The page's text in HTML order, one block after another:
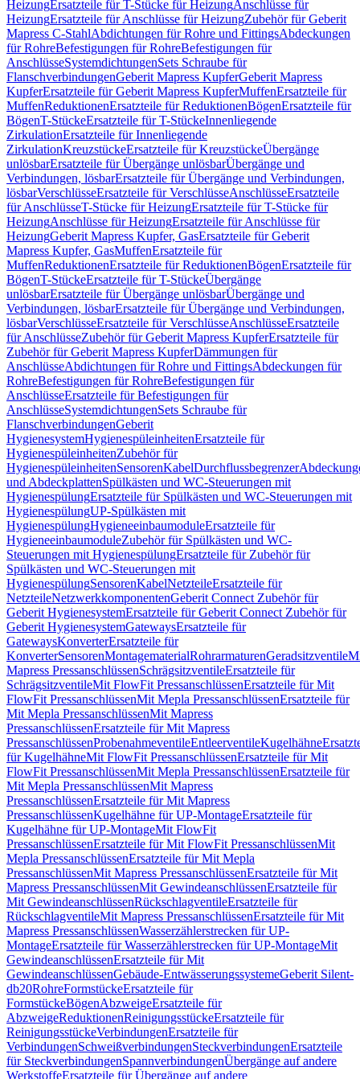
HeizungErsatzteile für T-Stücke für HeizungAnschlüsse für
HeizungErsatzteile für Anschlüsse für HeizungZubehör für Geberit
Mapress C-StahlAbdichtungen für Rohre und FittingsAbdeckungen
für RohreBefestigungen für RohreBefestigungen für
AnschlüsseSystemdichtungenSets Schraube für
FlanschverbindungenGeberit Mapress KupferGeberit Mapress
KupferErsatzteile für Geberit Mapress KupferMuffenErsatzteile für
MuffenReduktionenErsatzteile für ReduktionenBögenErsatzteile für
BögenT-StückeErsatzteile für T-StückeInnenliegende
ZirkulationErsatzteile für Innenliegende
ZirkulationKreuzstückeErsatzteile für KreuzstückeÜbergänge
unlösbarErsatzteile für Übergänge unlösbarÜbergänge und
Verbindungen, lösbarErsatzteile für Übergänge und Verbindungen,
lösbarVerschlüsseErsatzteile für VerschlüsseAnschlüsseErsatzteile
für AnschlüsseT-Stücke für HeizungErsatzteile für T-Stücke für
HeizungAnschlüsse für HeizungErsatzteile für Anschlüsse für
HeizungGeberit Mapress Kupfer, GasErsatzteile für Geberit
Mapress Kupfer, GasMuffenErsatzteile für
MuffenReduktionenErsatzteile für ReduktionenBögenErsatzteile für
BögenT-StückeErsatzteile für T-StückeÜbergänge
unlösbarErsatzteile für Übergänge unlösbarÜbergänge und
Verbindungen, lösbarErsatzteile für Übergänge und Verbindungen,
lösbarVerschlüsseErsatzteile für VerschlüsseAnschlüsseErsatzteile
für AnschlüsseZubehör für Geberit Mapress KupferErsatzteile für
Zubehör für Geberit Mapress KupferDämmungen für
AnschlüsseAbdichtungen für Rohre und FittingsAbdeckungen für
RohreBefestigungen für RohreBefestigungen für
AnschlüsseErsatzteile für Befestigungen für
AnschlüsseSystemdichtungenSets Schraube für
FlanschverbindungenGeberit
HygienesystemHygienespüleinheitenErsatzteile für
HygienespüleinheitenZubehör für
HygienespüleinheitenSensorenKabelDurchflussbegrenzer
und AbdeckplattenSpülkästen und WC-Steuerungen mit
HygienespülungErsatzteile für Spülkästen und WC-Steuerungen mit
HygienespülungUP-Spülkästen mit
HygienespülungHygieneeinbaumoduleErsatzteile für
HygieneeinbaumoduleZubehör für Spülkästen und WC-
Steuerungen mit HygienespülungErsatzteile für Zubehör für
Spülkästen und WC-Steuerungen mit
HygienespülungSensorenKabelNetzteileErsatzteile für
NetzteileNetzwerkkomponentenGeberit Connect Zubehör für
Geberit HygienesystemErsatzteile für Geberit Connect Zubehör für
Geberit HygienesystemGatewaysErsatzteile für
GatewaysKonverterErsatzteile für
KonverterSensorenMontagematerialRohrarmaturenGeradsitzventile
Mapress PressanschlüssenSchrägsitzventileErsatzteile für
SchrägsitzventileMit FlowFit PressanschlüssenErsatzteile für Mit
FlowFit PressanschlüssenMit Mepla PressanschlüssenErsatzteile für
Mit Mepla PressanschlüssenMit Mapress
PressanschlüssenErsatzteile für Mit Mapress
PressanschlüssenProbenahmeventileEntleerventileKugelhähne
für KugelhähneMit FlowFit PressanschlüssenErsatzteile für Mit
FlowFit PressanschlüssenMit Mepla PressanschlüssenErsatzteile für
Mit Mepla PressanschlüssenMit Mapress
PressanschlüssenErsatzteile für Mit Mapress
PressanschlüssenKugelhähne für UP-MontageErsatzteile für
Kugelhähne für UP-MontageMit FlowFit
PressanschlüssenErsatzteile für Mit FlowFit PressanschlüssenMit
Mepla PressanschlüssenErsatzteile für Mit Mepla
PressanschlüssenMit Mapress PressanschlüssenErsatzteile für Mit
Mapress PressanschlüssenMit GewindeanschlüssenErsatzteile für
Mit GewindeanschlüssenRückschlagventileErsatzteile für
RückschlagventileMit Mapress PressanschlüssenErsatzteile für Mit
Mapress PressanschlüssenWasserzählerstrecken für UP-
MontageErsatzteile für Wasserzählerstrecken für UP-MontageMit
GewindeanschlüssenErsatzteile für Mit
GewindeanschlüssenGebäude-EntwässerungssystemeGeberit Silent-
db20RohreFormstückeErsatzteile für
FormstückeBögenAbzweigeErsatzteile für
AbzweigeReduktionenReinigungsstückeErsatzteile für
ReinigungsstückeVerbindungenErsatzteile für
VerbindungenSchweißverbindungenSteckverbindungenErsatzteile
für SteckverbindungenSpannverbindungenÜbergänge auf andere
WerkstoffeErsatzteile für Übergänge auf andere